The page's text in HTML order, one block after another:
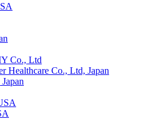
Co., Ltd
Healthcare Co., Ltd, Japan